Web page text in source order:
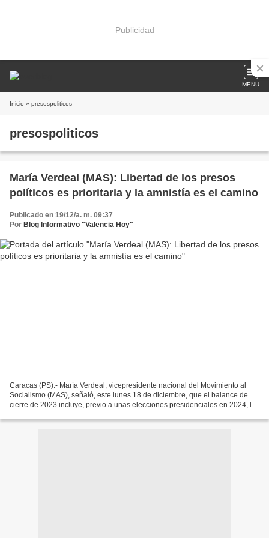
Publicidad
MENU
Inicio » presospoliticos
presospoliticos
María Verdeal (MAS): Libertad de los presos
políticos es prioritaria y la amnistía es el camino
Publicado en 19/12/a. m. 09:37
Por Blog Informativo "Valencia Hoy"
Caracas (PS).- María Verdeal, vicepresidente nacional del Movimiento al
Socialismo (MAS), señaló, este lunes 18 de diciembre, que el balance de
cierre de 2023 incluye, previo a unas elecciones presidenciales en 2024, los